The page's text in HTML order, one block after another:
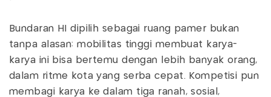
Bundaran HI dipilih sebagai ruang pamer bukan
tanpa alasan: mobilitas tinggi membuat karya-
karya ini bisa bertemu dengan lebih banyak orang,
dalam ritme kota yang serba cepat. Kompetisi pun
membagi karya ke dalam tiga ranah, sosial,